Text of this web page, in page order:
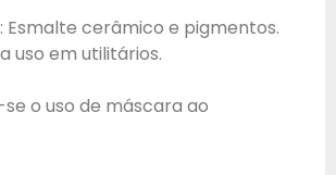
Esmalte cerâmico e pigmentos.
uso em utilitários.
o uso de máscara ao